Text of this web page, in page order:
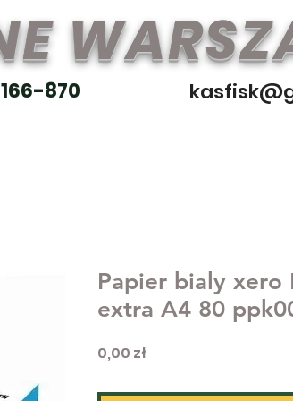
870
Papier bialy xero
extra A4 80
0,00 złCena